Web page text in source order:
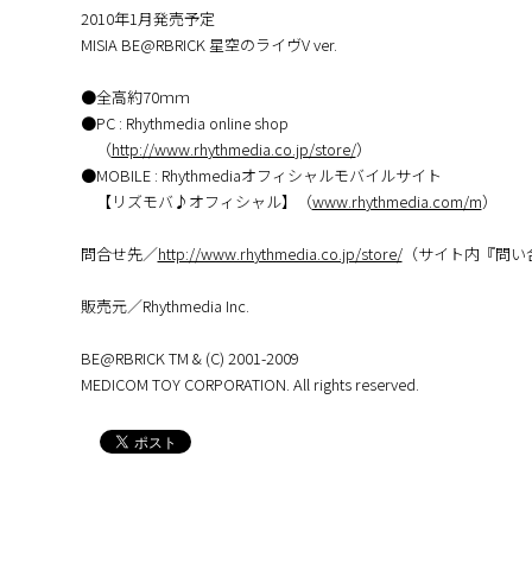
2010年1月発売予定
MISIA BE@RBRICK 星空のライヴV ver.
●全高約70ｍｍ
●PC : Rhythmedia online shop
（http://www.rhythmedia.co.jp/store/）
●MOBILE : Rhythmediaオフィシャルモバイルサイト
【リズモバ♪オフィシャル】（www.rhythmedia.com/m）
問合せ先／http://www.rhythmedia.co.jp/store/（サイト内『問い
販売元／Rhythmedia Inc.
BE@RBRICK TM & (C) 2001-2009
MEDICOM TOY CORPORATION. All rights reserved.